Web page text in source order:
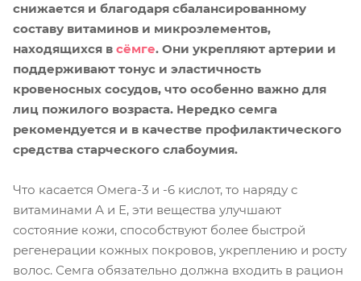
снижается и благодаря сбалансированному
составу витаминов и микроэлементов,
находящихся в сёмге. Они укрепляют артерии и
поддерживают тонус и эластичность
кровеносных сосудов, что особенно важно для
лиц пожилого возраста. Нередко семга
рекомендуется и в качестве профилактического
средства старческого слабоумия.
Что касается Омега-3 и -6 кислот, то наряду с
витаминами А и Е, эти вещества улучшают
состояние кожи, способствуют более быстрой
регенерации кожных покровов, укреплению и росту
волос. Семга обязательно должна входить в рацион